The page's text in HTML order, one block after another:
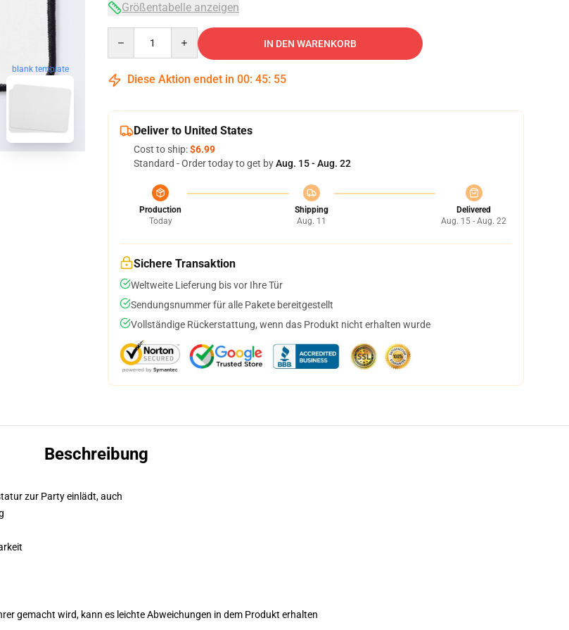
blank template
Größentabelle anzeigen
IN DEN WARENKORB
Diese Aktion endet in 00: 45: 54
Deliver to United States
Cost to ship:$6.99
Standard - Order today to get byAug. 15 - Aug. 22
Production
Today
Shipping
Aug. 11
Delivered
Aug. 15 - Aug. 22
Sichere Transaktion
Weltweite Lieferung bis vor Ihre Tür
Sendungsnummer für alle Pakete bereitgestellt
Vollständige Rückerstattung, wenn das Produkt nicht erhalten wurde
Beschreibung
zur Party einlädt, auch
gemacht wird, kann es leichte Abweichungen in dem Produkt erhalten